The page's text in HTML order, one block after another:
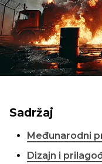
Sadržaj
Međunarodni
Dizajn i